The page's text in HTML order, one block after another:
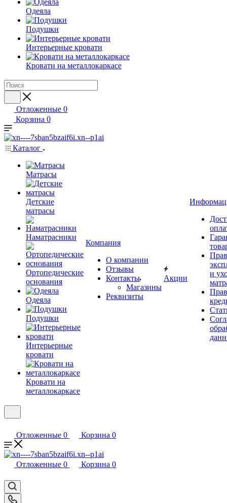
Одеяла
Подушки
Интерьерные кровати
Кровати на металлокаркасе
Отложенные 0
Корзина 0
Каталог
Матрасы
Детские
матрасы
Наматрасники
Ортопедические
основания
Одеяла
Подушки
Интерьерные
кровати
Кровати на
металлокаркасе
Компания
О компании
Отзывы
Контакты
Магазины
Реквизиты
Акции
и
Отложенные 0 Корзина 0
Отложенные 0 Корзина 0